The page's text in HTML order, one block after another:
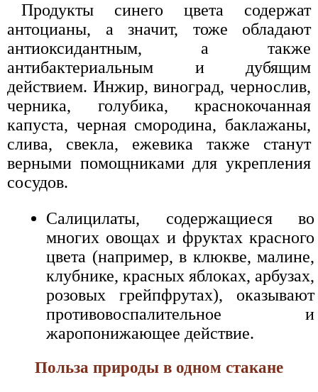
Продукты синего цвета содержат
антоцианы, а значит, тоже обладают
антиоксидантным, а также
антибактериальным и дубящим
действием. Инжир, виноград, чернослив,
черника, голубика, краснокочанная
капуста, черная смородина, баклажаны,
слива, свекла, ежевика также станут
верными помощниками для укрепления
сосудов.
Салицилаты, содержащиеся во
многих овощах и фруктах красного
цвета (например, в клюкве, малине,
клубнике, красных яблоках, арбузах,
розовых грейпфрутах), оказывают
противовоспалительное и
жаропонижающее действие.
Польза природы в одном стакане